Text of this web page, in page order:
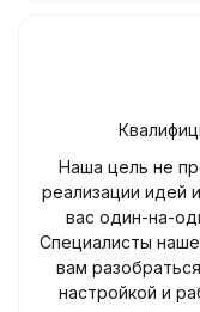
Наша цель не
реализации идей
вас один-на-
Специалисты
вам
настройкой и